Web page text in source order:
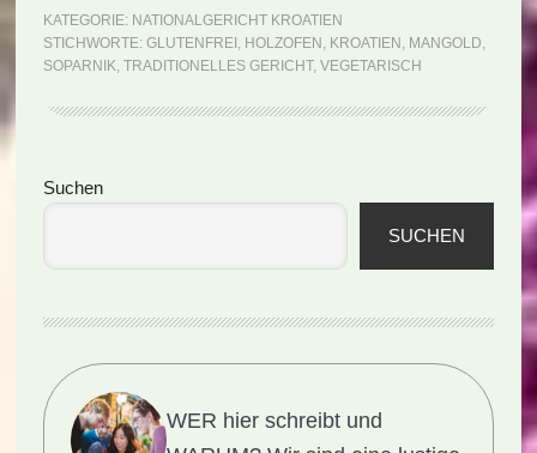
Soparnik
(Rezept)
KATEGORIE: NATIONALGERICHT KROATIEN
STICHWORTE: GLUTENFREI , HOLZOFEN , KROATIEN , MANGOLD,
SOPARNIK, TRADITIONELLES GERICHT, VEGETARISCH
Seitenspalte
Suchen
SUCHEN
WER hier schreibt und